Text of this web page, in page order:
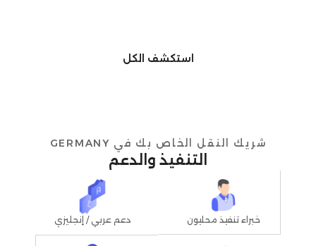
استكشف الكل
شريك النقل الخاص بك في GERMANY
التنفيذ والدعم
خبراء تنفيذ محليون دعم عربي / إنجليزي